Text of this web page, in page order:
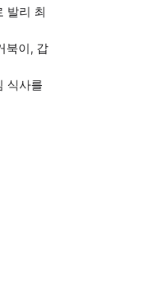
발리 최
북이, 갑
식사를